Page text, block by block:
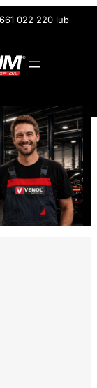
022 220 lub